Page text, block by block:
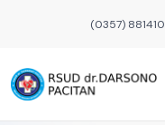
(0357) 881410